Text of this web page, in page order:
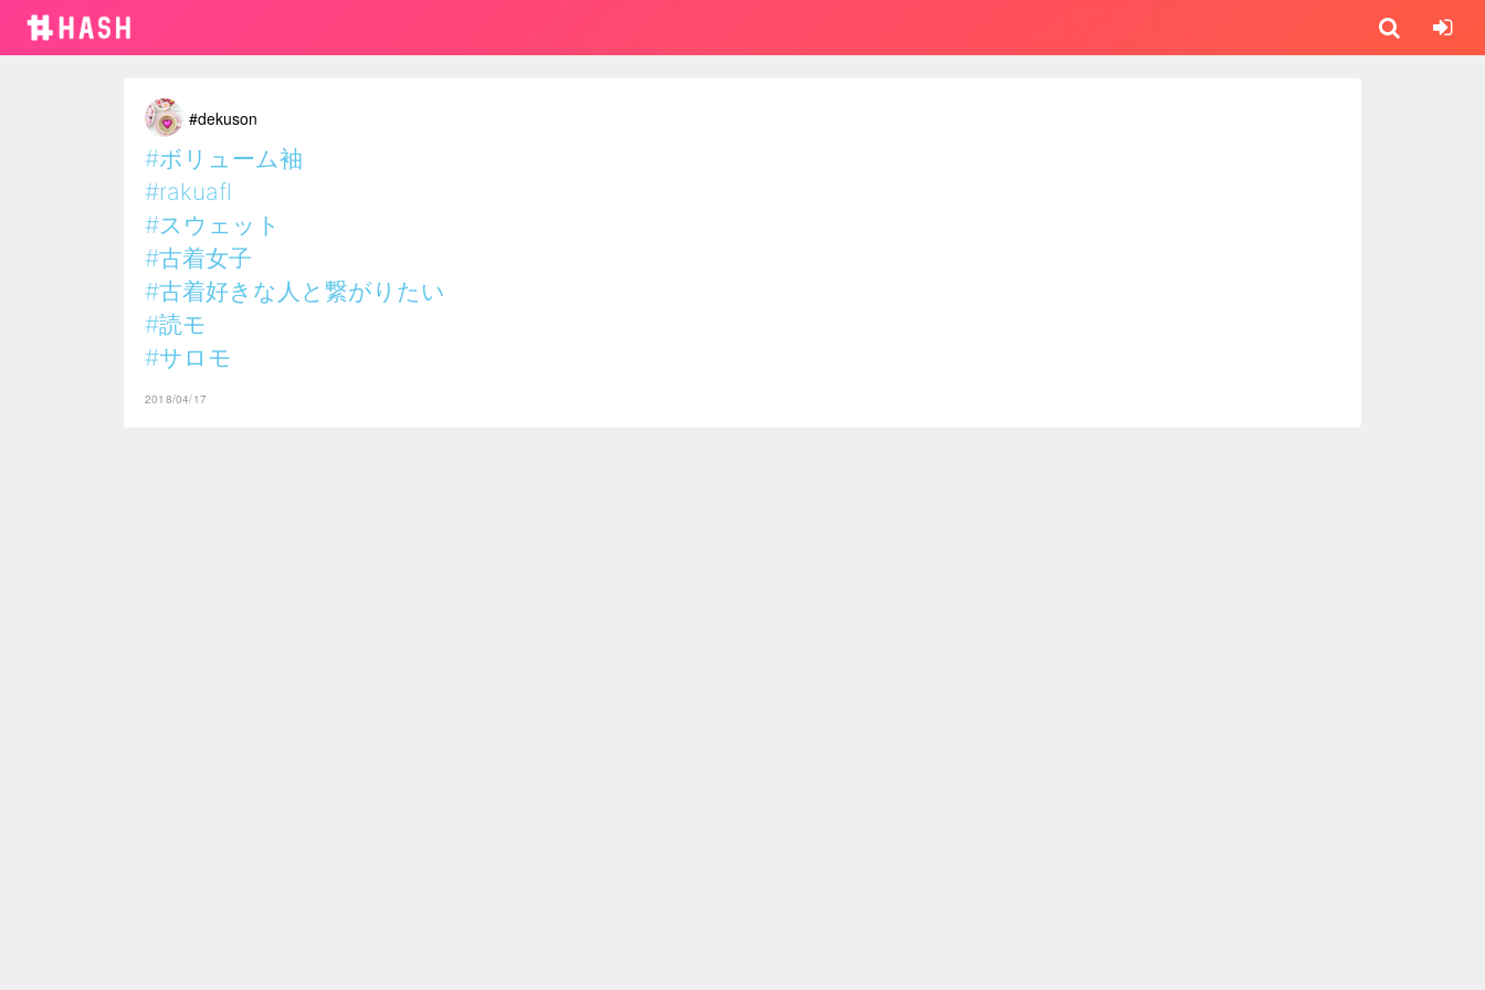
#dekuson
#ボリューム袖
#rakuafl
#スウェット
#古着女子
#古着好きな人と繋がりたい
#読モ
#サロモ
2018/04/17